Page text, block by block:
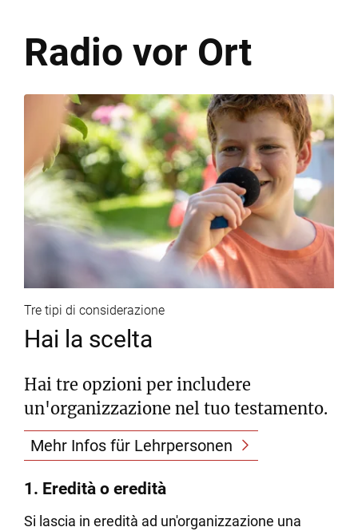
Radio vor Ort
Tre tipi di considerazione
Hai la scelta
Hai tre opzioni per includere
un'organizzazione nel tuo testamento.
Mehr Infos für Lehrpersonen
1. Eredità o eredità
Si lascia in eredità ad un'organizzazione una